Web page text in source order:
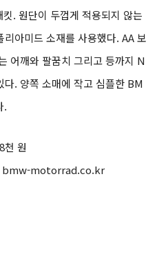
. 원단이 두껍게 적용되지 않는
아미드 소재를 사용했다. AA 보
어깨와 팔꿈치 그리고 등까지 N
. 양쪽 소매에 작고 심플한 BM
.
천 원
bmw-motorrad.co.kr